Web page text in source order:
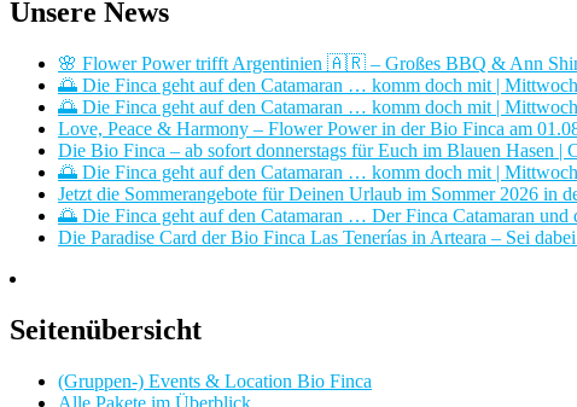
Unsere News
🌸 Flower Power trifft Argentinien 🇦🇷 – Großes BBQ & Ann
🌅 Die Finca geht auf den Catamaran … komm doch mit |
🌅 Die Finca geht auf den Catamaran … komm doch mit |
Love, Peace & Harmony – Flower Power in der Bio Finca am
Die Bio Finca – ab sofort donnerstags für Euch im Blauen Hasen |
🌅 Die Finca geht auf den Catamaran … komm doch mit |
Jetzt die Sommerangebote für Deinen Urlaub im Sommer 2026 in
🌅 Die Finca geht auf den Catamaran … Der Finca Catamaran und
Die Paradise Card der Bio Finca Las Tenerías in Arteara – Sei
Seitenübersicht
(Gruppen-) Events & Location Bio Finca
Alle Pakete im Überblick